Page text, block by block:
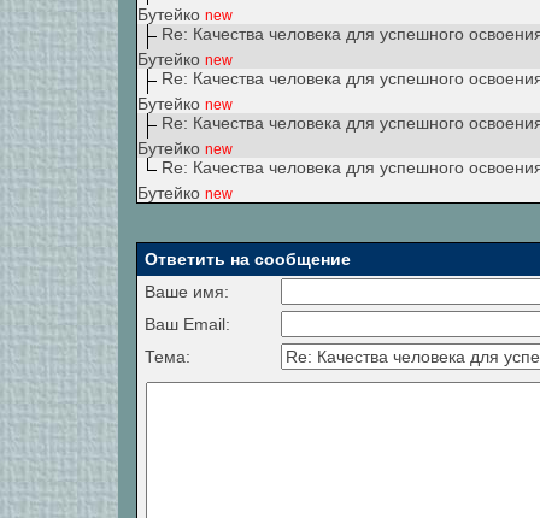
Бутейко new
Re: Качества человека для успешного
Бутейко new
Re: Качества человека для успешного
Бутейко new
Re: Качества человека для успешного
Бутейко new
Re: Качества человека для успешного
Бутейко new
Ответить на сообщение
Ваше имя:
Ваш Email:
Тема: